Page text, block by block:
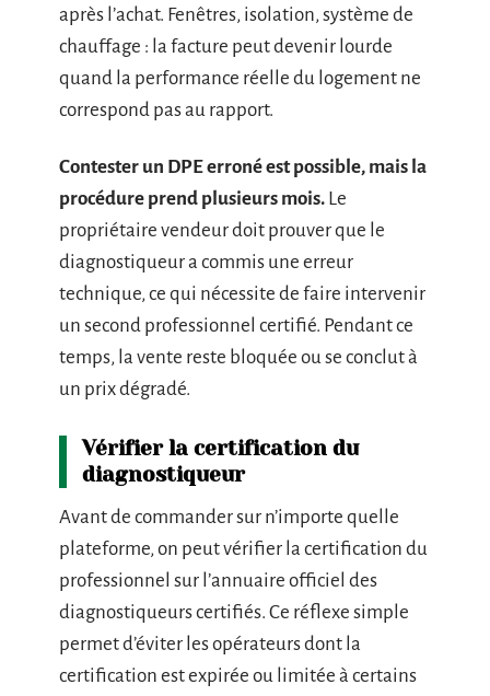
après l’achat. Fenêtres, isolation, système de
chauffage : la facture peut devenir lourde
quand la performance réelle du logement ne
correspond pas au rapport.
Contester un DPE erroné est possible, mais la
procédure prend plusieurs mois. Le
propriétaire vendeur doit prouver que le
diagnostiqueur a commis une erreur
technique, ce qui nécessite de faire intervenir
un second professionnel certifié. Pendant ce
temps, la vente reste bloquée ou se conclut à
un prix dégradé.
Vérifier la certification du
diagnostiqueur
Avant de commander sur n’importe quelle
plateforme, on peut vérifier la certification du
professionnel sur l’annuaire officiel des
diagnostiqueurs certifiés. Ce réflexe simple
permet d’éviter les opérateurs dont la
certification est expirée ou limitée à certains